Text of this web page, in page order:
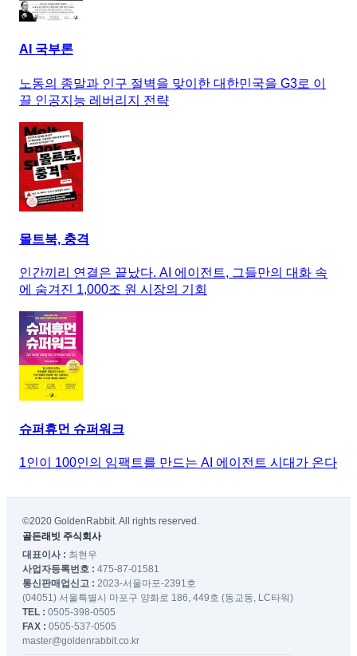
AI 국부론
노동의 종말과 인구 절벽을 맞이한 대한민국을 G3로 이
끌 인공지능 레버리지 전략
몰트북, 충격
인간끼리 연결은 끝났다. AI 에이전트, 그들만의 대화 속
에 숨겨진 1,000조 원 시장의 기회
슈퍼휴먼 슈퍼워크
1인이 100인의 임팩트를 만드는 AI 에이전트 시대가 온다
©2020 GoldenRabbit. All rights reserved.
골든래빗 주식회사
대표이사 : 최현우
사업자등록번호 : 475-87-01581
통신판매업신고 : 2023-서울마포-2391호
(04051) 서울특별시 마포구 양화로 186, 449호 (동교동, LC타워)
TEL : 0505-398-0505
FAX : 0505-537-0505
master@goldenrabbit.co.kr